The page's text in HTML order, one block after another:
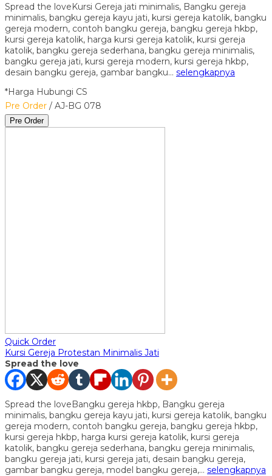
Spread the loveKursi Gereja jati minimalis, Bangku gereja
minimalis, bangku gereja kayu jati, kursi gereja katolik, bangku
gereja modern, contoh bangku gereja, bangku gereja hkbp,
kursi gereja katolik, harga kursi gereja katolik, kursi gereja
katolik, bangku gereja sederhana, bangku gereja minimalis,
bangku gereja jati, kursi gereja modern, kursi gereja hkbp,
desain bangku gereja, gambar bangku… selengkapnya
*Harga Hubungi CS
Pre Order / AJ-BG 078
Pre Order
Quick Order
Kursi Gereja Protestan Minimalis Jati
Spread the love
Spread the loveBangku gereja hkbp, Bangku gereja
minimalis, bangku gereja kayu jati, kursi gereja katolik, bangku
gereja modern, contoh bangku gereja, bangku gereja hkbp,
kursi gereja hkbp, harga kursi gereja katolik, kursi gereja
katolik, bangku gereja sederhana, bangku gereja minimalis,
bangku gereja jati, kursi gereja jati, desain bangku gereja,
gambar bangku gereja, model bangku gereja,… selengkapnya